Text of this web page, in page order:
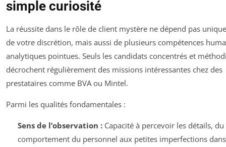
simple curiosité
La réussite dans le rôle de client mystère ne dépend pas
de votre discrétion, mais aussi de plusieurs compétences
analytiques pointues. Seuls les candidats concentrés et
décrochent régulièrement des missions intéressantes chez des
prestataires comme BVA ou Mintel.
Parmi les qualités fondamentales :
Sens de l’observation :Capacité à percevoir les détails, du
comportement du personnel aux petites imperfections